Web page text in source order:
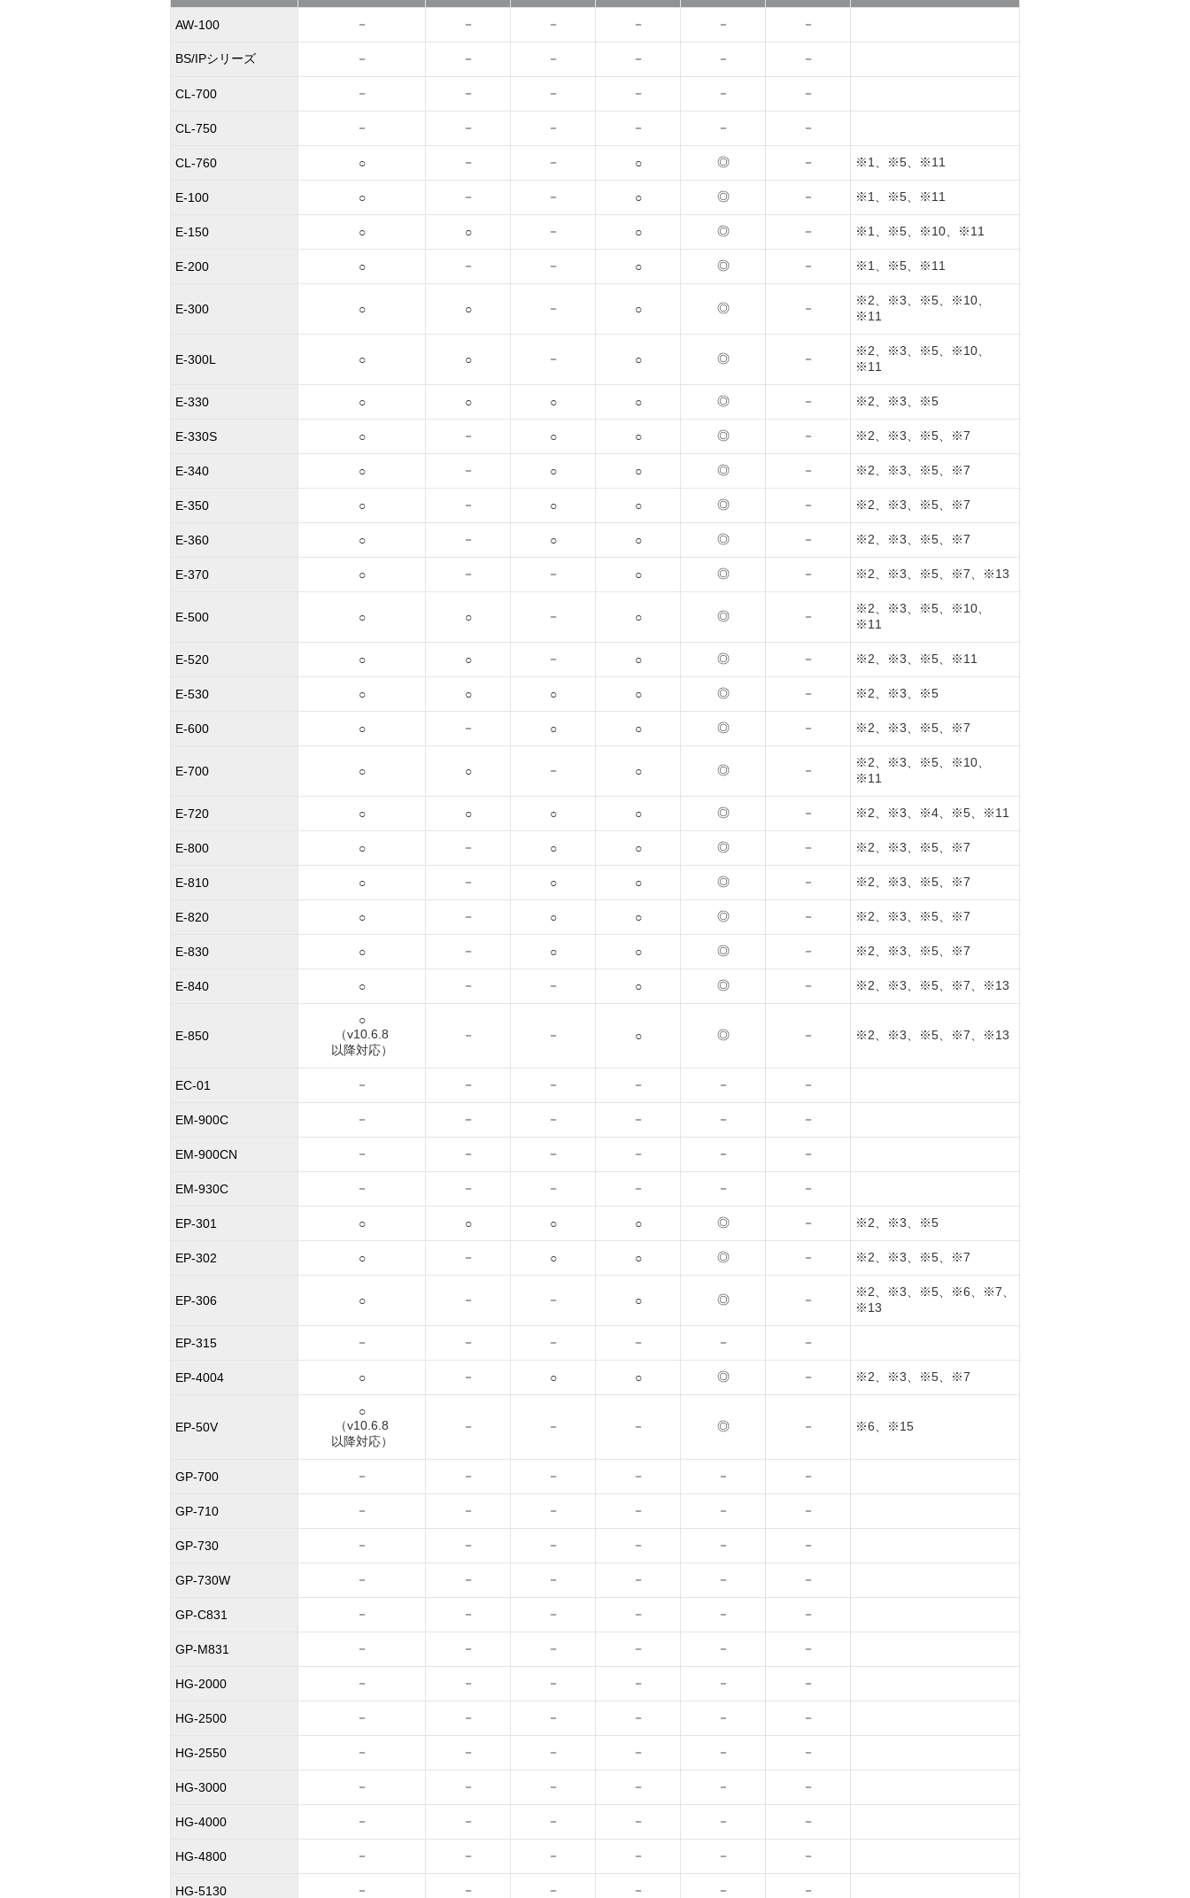
AW-100 － － － － － －
BS/IPシリーズ － － － － － －
CL-700 － － － － － －
CL-750 － － － － － －
CL-760 ○ － － ○ ◎ － ※1、※5、※11
E-100 ○ － － ○ ◎ － ※1、※5、※11
E-150 ○ ○ － ○ ◎ － ※1、※5、※10、※11
E-200 ○ － － ○ ◎ － ※1、※5、※11
E-300 ○ ○ － ○ ◎ －
※2、※3、※5、※10、
※11
E-300L ○ ○ － ○ ◎ －
※2、※3、※5、※10、
※11
E-330 ○ ○ ○ ○ ◎ － ※2、※3、※5
E-330S ○ － ○ ○ ◎ － ※2、※3、※5、※7
E-340 ○ － ○ ○ ◎ － ※2、※3、※5、※7
E-350 ○ － ○ ○ ◎ － ※2、※3、※5、※7
E-360 ○ － ○ ○ ◎ － ※2、※3、※5、※7
E-370 ○ － － ○ ◎ － ※2、※3、※5、※7、※13
E-500 ○ ○ － ○ ◎ －
※2、※3、※5、※10、
※11
E-520 ○ ○ － ○ ◎ － ※2、※3、※5、※11
E-530 ○ ○ ○ ○ ◎ － ※2、※3、※5
E-600 ○ － ○ ○ ◎ － ※2、※3、※5、※7
E-700 ○ ○ － ○ ◎ －
※2、※3、※5、※10、
※11
E-720 ○ ○ ○ ○ ◎ － ※2、※3、※4、※5、※11
E-800 ○ － ○ ○ ◎ － ※2、※3、※5、※7
E-810 ○ － ○ ○ ◎ － ※2、※3、※5、※7
E-820 ○ － ○ ○ ◎ － ※2、※3、※5、※7
E-830 ○ － ○ ○ ◎ － ※2、※3、※5、※7
E-840 ○ － － ○ ◎ － ※2、※3、※5、※7、※13
E-850
○
（v10.6.8
以降対応）
－ － ○ ◎ － ※2、※3、※5、※7、※13
EC-01 － － － － － －
EM-900C － － － － － －
EM-900CN － － － － － －
EM-930C － － － － － －
EP-301 ○ ○ ○ ○ ◎ － ※2、※3、※5
EP-302 ○ － ○ ○ ◎ － ※2、※3、※5、※7
EP-306 ○ － － ○ ◎ －
※2、※3、※5、※6、※7、
※13
EP-315 － － － － － －
EP-4004 ○ － ○ ○ ◎ － ※2、※3、※5、※7
EP-50V
○
（v10.6.8
以降対応）
－ － － ◎ － ※6、※15
GP-700 － － － － － －
GP-710 － － － － － －
GP-730 － － － － － －
GP-730W － － － － － －
GP-C831 － － － － － －
GP-M831 － － － － － －
HG-2000 － － － － － －
HG-2500 － － － － － －
HG-2550 － － － － － －
HG-3000 － － － － － －
HG-4000 － － － － － －
HG-4800 － － － － － －
HG-5130 － － － － － －